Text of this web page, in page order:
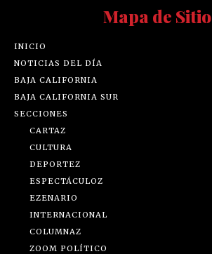
Mapa de Sitio
INICIO
NOTICIAS DEL DÍA
BAJA CALIFORNIA
BAJA CALIFORNIA SUR
SECCIONES
CARTAZ
CULTURA
DEPORTEZ
ESPECTÁCULOZ
EZENARIO
INTERNACIONAL
COLUMNAZ
ZOOM POLÍTICO